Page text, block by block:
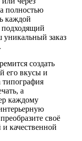
полностью
каждой
подходящий
уникальный заказ
создать
его вкусы и
а
каждому
своё
качественной